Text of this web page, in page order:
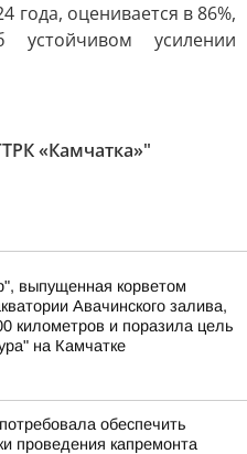
года, оценивается в 86%,
устойчивом усилении
«Камчатка»"
выпущенная корветом
Авачинского залива,
километров и поразила цель
на Камчатке
обеспечить
проведения капремонта